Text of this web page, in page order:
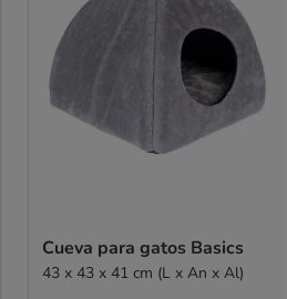
Cueva para gatos Basics
43 x 43 x 41 cm (L x An x Al)